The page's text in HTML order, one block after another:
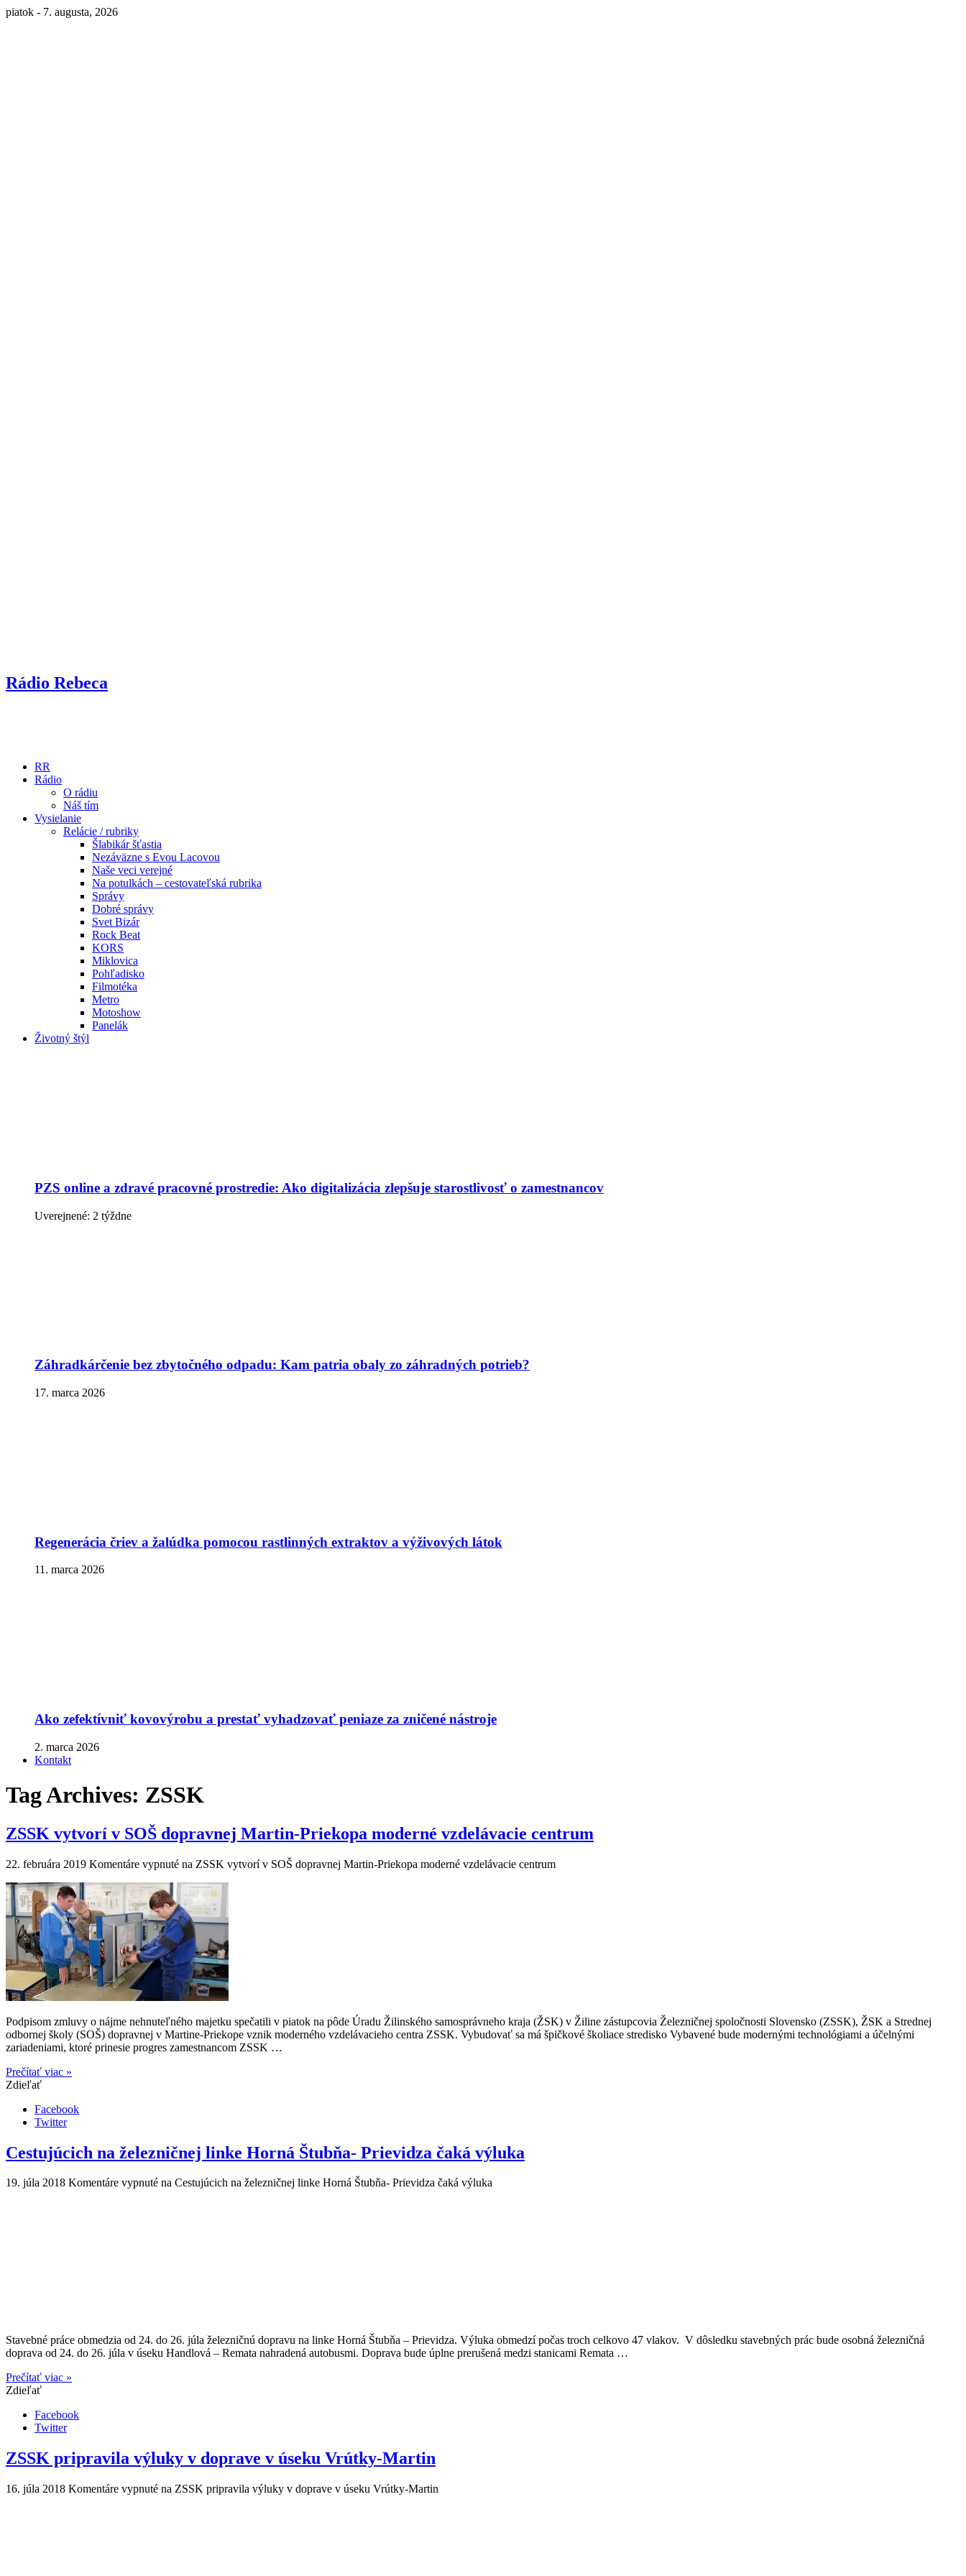
piatok - 7. augusta, 2026
Rádio Rebeca
RR
Rádio
O rádiu
Náš tím
Vysielanie
Relácie / rubriky
Šlabikár šťastia
Nezáväzne s Evou Lacovou
Naše veci verejné
Na potulkách – cestovateľská rubrika
Správy
Dobré správy
Svet Bizár
Rock Beat
KORS
Miklovica
Pohľadisko
Filmotéka
Metro
Motoshow
Panelák
Životný štýl
PZS online a zdravé pracovné prostredie: Ako digitalizácia zlepšuje starostlivosť o zamestnancov
Uverejnené: 2 týždne
Záhradkárčenie bez zbytočného odpadu: Kam patria obaly zo záhradných potrieb?
17. marca 2026
Regenerácia čriev a žalúdka pomocou rastlinných extraktov a výživových látok
11. marca 2026
Ako zefektívniť kovovýrobu a prestať vyhadzovať peniaze za zničené nástroje
2. marca 2026
Kontakt
Tag Archives: ZSSK
ZSSK vytvorí v SOŠ dopravnej Martin-Priekopa moderné vzdelávacie centrum
22. februára 2019 Komentáre vypnuté na ZSSK vytvorí v SOŠ dopravnej Martin-Priekopa moderné vzdelávacie centrum
Podpisom zmluvy o nájme nehnuteľného majetku spečatili v piatok na pôde Úradu Žilinského samosprávneho kraja (ŽSK) v Žiline zástupcovia Železničnej spoločnosti Slovensko (ZSSK), ŽSK a Strednej
odbornej školy (SOŠ) dopravnej v Martine-Priekope vznik moderného vzdelávacieho centra ZSSK. Vybudovať sa má špičkové školiace stredisko Vybavené bude modernými technológiami a účelnými
zariadeniami, ktoré prinesie progres zamestnancom ZSSK …
Prečítať viac »
Zdieľať
Facebook
Twitter
Cestujúcich na železničnej linke Horná Štubňa- Prievidza čaká výluka
19. júla 2018 Komentáre vypnuté na Cestujúcich na železničnej linke Horná Štubňa- Prievidza čaká výluka
Stavebné práce obmedzia od 24. do 26. júla železničnú dopravu na linke Horná Štubňa – Prievidza. Výluka obmedzí počas troch celkovo 47 vlakov. V dôsledku stavebných prác bude osobná železničná
doprava od 24. do 26. júla v úseku Handlová – Remata nahradená autobusmi. Doprava bude úplne prerušená medzi stanicami Remata …
Prečítať viac »
Zdieľať
Facebook
Twitter
ZSSK pripravila výluky v doprave v úseku Vrútky-Martin
16. júla 2018 Komentáre vypnuté na ZSSK pripravila výluky v doprave v úseku Vrútky-Martin